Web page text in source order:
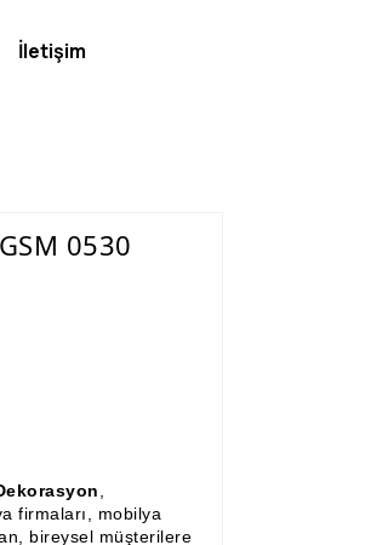
0530
firmaları, mobilya
bireysel müşterilere
İletişim